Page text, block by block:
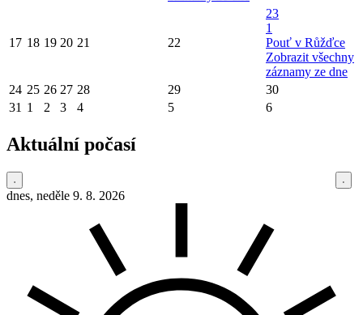
17 18 19 20 21 22
23
1
Pouť v Růžďce
Zobrazit všechny
záznamy ze dne
24 25 26 27 28 29
30
31 1 2 3 4 5 6
Aktuální počasí
dnes, neděle 9. 8. 2026